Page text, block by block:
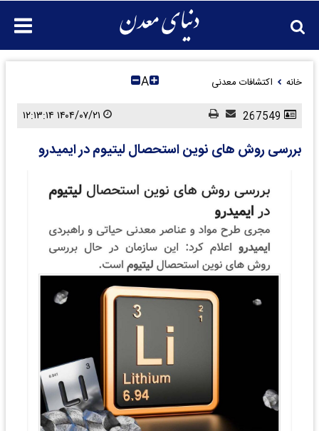
خانه اکتشافات معدنی A
بررسی روش های نوین استحصال لیتیوم در ایمیدرو